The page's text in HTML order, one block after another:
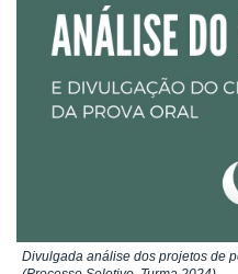
Divulgada análise dos projetos de